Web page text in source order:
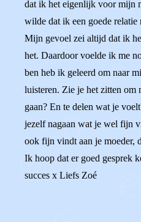
dat ik het eigenlijk voor mijn
wilde dat ik een goede
Mijn gevoel zei altijd dat ik
het. Daardoor voelde ik me
ben heb ik geleerd om naar
luisteren. Zie je het zitten om
gaan? En te delen wat je
jezelf nagaan wat je wel fijn
ook fijn vindt aan je moeder,
Ik hoop dat er goed gesprek
succes x Liefs Zoé